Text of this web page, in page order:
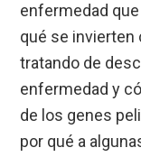
enfermedad
qué se invierten
tratando de
enfermedad y
de los genes
por qué a